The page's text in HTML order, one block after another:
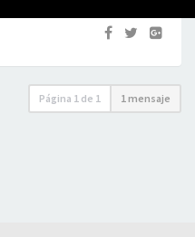
Página 1 de 1 1 mensaje